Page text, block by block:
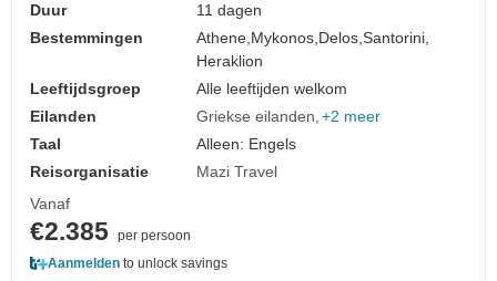
Duur
11 dagen
Bestemmingen
Athene, Mykonos, Delos,Santorini,
Heraklion
Leeftijdsgroep
Alle leeftijden welkom
Eilanden
Griekse eilanden +2 meer
Taal
Alleen: Engels
Reisorganisatie
Mazi Travel
Vanaf
€2.385 per persoon
Aanmelden to unlock savings